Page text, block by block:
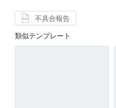
不具合報告
類似テンプレート